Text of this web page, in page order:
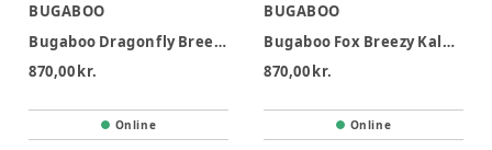
BUGABOO
Bugaboo Dragonfly Breezy Kaleche - Midnight Black
870,00 kr.
Online
BUGABOO
Bugaboo Fox Breezy Kaleche - Fern green
870,00 kr.
Online